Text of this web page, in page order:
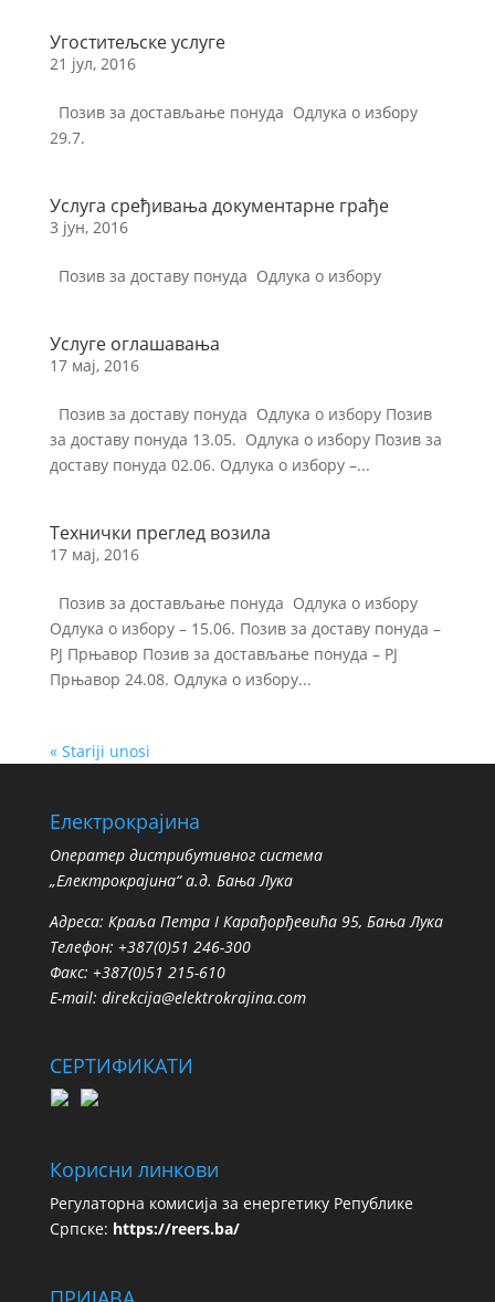
Угоститељске услуге
21 јул, 2016
Позив за достављање понуда Одлука о избору
29.7.
Услуга сређивања документарне грађе
3 јун, 2016
Позив за доставу понуда Одлука о избору
Услуге оглашавања
17 мај, 2016
Позив за доставу понуда Одлука о избору Позив
за доставу понуда 13.05. Одлука о избору Позив за
доставу понуда 02.06. Одлука о избору –...
Технички преглед возила
17 мај, 2016
Позив за достављање понуда Одлука о избору
Одлука о избору – 15.06. Позив за доставу понуда –
РЈ Прњавор Позив за достављање понуда – РЈ
Прњавор 24.08. Одлука о избору...
« Stariji unosi
Електрокрајина
Oператер дистрибутивног система
„Електрокрајина“ а.д. Бања Лука
Адреса: Краља Петра I Карађорђевића 95, Бања Лука
Телефон: +387(0)51 246-300
Факс: +387(0)51 215-610
E-mail: direkcija@elektrokrajina.com
СЕРТИФИКАТИ
Корисни линкови
Регулаторна комисија за енергетику Републике
Српске: https://reers.ba/